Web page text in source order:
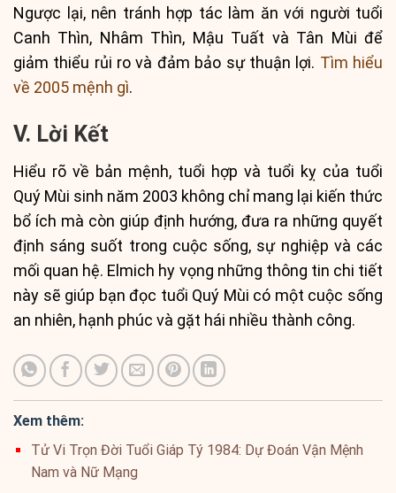
Ngược lại, nên tránh hợp tác làm ăn với người tuổi
Canh Thìn, Nhâm Thìn, Mậu Tuất và Tân Mùi để
giảm thiểu rủi ro và đảm bảo sự thuận lợi. Tìm hiểu
về 2005 mệnh gì.
V. Lời Kết
Hiểu rõ về bản mệnh, tuổi hợp và tuổi kỵ của tuổi
Quý Mùi sinh năm 2003 không chỉ mang lại kiến thức
bổ ích mà còn giúp định hướng, đưa ra những quyết
định sáng suốt trong cuộc sống, sự nghiệp và các
mối quan hệ. Elmich hy vọng những thông tin chi tiết
này sẽ giúp bạn đọc tuổi Quý Mùi có một cuộc sống
an nhiên, hạnh phúc và gặt hái nhiều thành công.
Xem thêm:
Tử Vi Trọn Đời Tuổi Giáp Tý 1984: Dự Đoán Vận Mệnh
Nam và Nữ Mạng